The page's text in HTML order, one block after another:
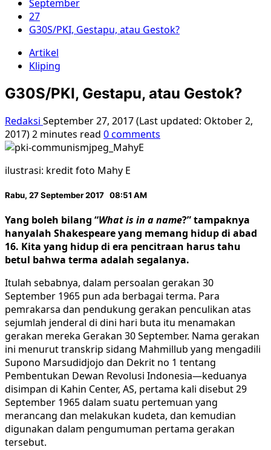
September
27
G30S/PKI, Gestapu, atau Gestok?
Artikel
Kliping
G30S/PKI, Gestapu, atau Gestok?
Redaksi September 27, 2017 (Last updated: Oktober 2,
2017)2 minutes read 0 comments
ilustrasi: kredit foto Mahy E
Rabu, 27 September 2017 08:51 AM
Yang boleh bilang “What is in a name?” tampaknya
hanyalah Shakespeare yang memang hidup di abad
16. Kita yang hidup di era pencitraan harus tahu
betul bahwa terma adalah segalanya.
Itulah sebabnya, dalam persoalan gerakan 30
September 1965 pun ada berbagai terma. Para
pemrakarsa dan pendukung gerakan penculikan atas
sejumlah jenderal di dini hari buta itu menamakan
gerakan mereka Gerakan 30 September. Nama gerakan
ini menurut transkrip sidang Mahmillub yang mengadili
Supono Marsudidjojo dan Dekrit no 1 tentang
Pembentukan Dewan Revolusi Indonesia—keduanya
disimpan di Kahin Center, AS, pertama kali disebut 29
September 1965 dalam suatu pertemuan yang
merancang dan melakukan kudeta, dan kemudian
digunakan dalam pengumuman pertama gerakan
tersebut.